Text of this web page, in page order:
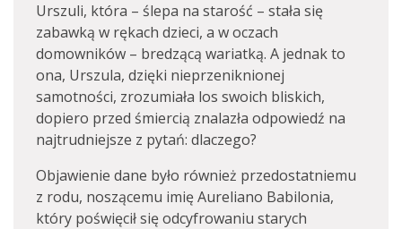
Urszuli, która – ślepa na starość – stała się
zabawką w rękach dzieci, a w oczach
domowników – bredzącą wariatką. A jednak to
ona, Urszula, dzięki nieprzeniknionej
samotności, zrozumiała los swoich bliskich,
dopiero przed śmiercią znalazła odpowiedź na
najtrudniejsze z pytań: dlaczego?
Objawienie dane było również przedostatniemu
z rodu, noszącemu imię Aureliano Babilonia,
który poświęcił się odcyfrowaniu starych